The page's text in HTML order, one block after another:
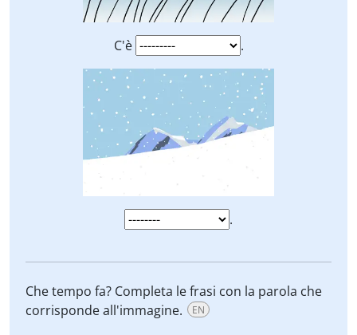
C'è .
.
Che tempo fa? Completa le frasi con la parola che
corrisponde all'immagine.
EN